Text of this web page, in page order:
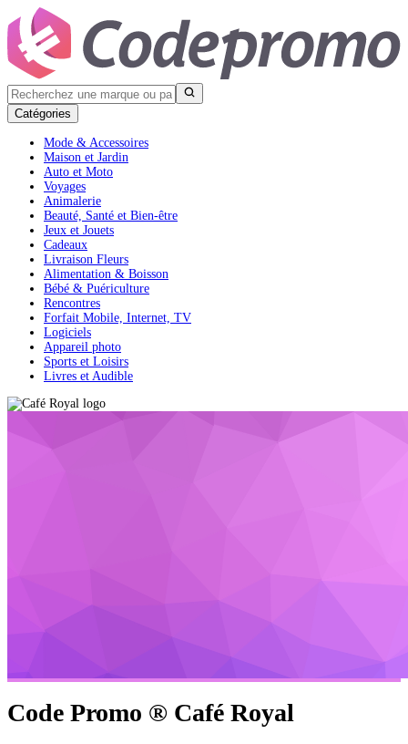
Catégories
Mode & Accessoires
Maison et Jardin
Auto et Moto
Voyages
Animalerie
Beauté, Santé et Bien-être
Jeux et Jouets
Cadeaux
Livraison Fleurs
Alimentation & Boisson
Bébé & Puériculture
Rencontres
Forfait Mobile, Internet, TV
Logiciels
Appareil photo
Sports et Loisirs
Livres et Audible
Code Promo ® Café Royal